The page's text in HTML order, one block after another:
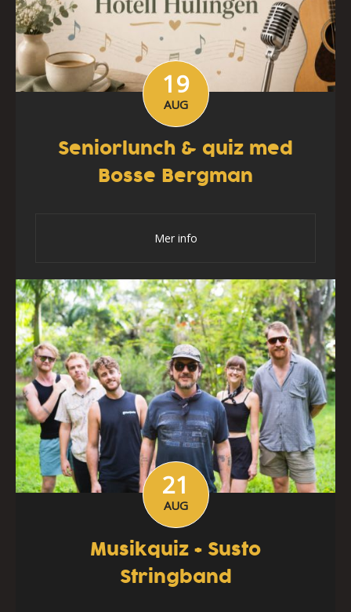
19
AUG
Seniorlunch & quiz med
Bosse Bergman
Mer info
21
AUG
Musikquiz + Susto
Stringband